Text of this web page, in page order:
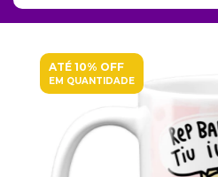
ATÉ 10% OFF
EM QUANTIDADE